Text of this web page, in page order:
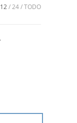
12 24 TODO